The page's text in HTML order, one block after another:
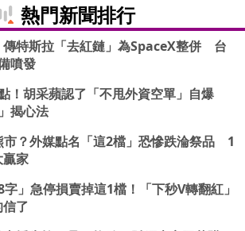
熱門新聞排行
傳特斯拉「去紅鏈」為SpaceX整併 台
噴發
！胡采蘋認了「不甩外資空單」自爆
揭心法
市？外媒點名「這2檔」恐慘跌淪祭品 1
家
」急停損賣掉這1檔！「下秒V轉翻紅」
了